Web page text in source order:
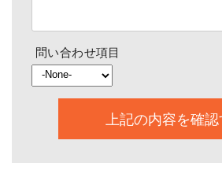
問い合わせ項目